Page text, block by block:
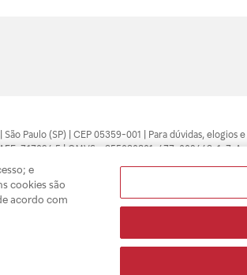
Paulo (SP) | CEP 05359-001 | Para dúvidas, elogios
7.17094.5 | CMVS - 355030801-477-002443-1-7.
o médico está apto a diagnosticar qualquer
apenas para compras feitas pela internet. Maiores
com tranquilidade. A privacidade e a segurança dos
e
cookies são
acordo com